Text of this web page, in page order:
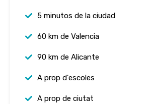
5 minutos de la ciudad
60 km de Valencia
90 km de Alicante
A prop d'escoles
A prop de ciutat